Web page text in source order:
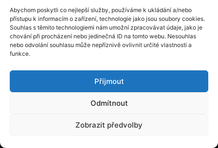
Abychom poskytli co nejlepší služby, používáme k ukládání a/nebo
přístupu k informacím o zařízení, technologie jako jsou soubory cookies.
Souhlas s těmito technologiemi nám umožní zpracovávat údaje, jako je
chování při procházení nebo jedinečná ID na tomto webu. Nesouhlas
nebo odvolání souhlasu může nepříznivě ovlivnit určité vlastnosti a
funkce.
Přijmout
Odmítnout
Zobrazit předvolby
Ing. Jindřich Pater, autorizovaný inženýr v oboru
TZS, TPS, EA a místopředseda ČKAIT.
Ochrana osobních údajů
© 2026Nakladatelství FORUM s.r.o.